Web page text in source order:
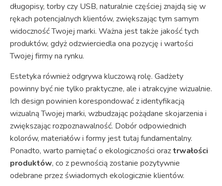
długopisy, torby czy USB, naturalnie częściej znajdą się w
rękach potencjalnych klientów, zwiększając tym samym
widoczność Twojej marki. Ważna jest także jakość tych
produktów, gdyż odzwierciedla ona pozycję i wartości
Twojej firmy na rynku.
Estetyka również odgrywa kluczową rolę. Gadżety
powinny być nie tylko praktyczne, ale i atrakcyjne wizualnie.
Ich design powinien korespondować z identyfikacją
wizualną Twojej marki, wzbudzając pożądane skojarzenia i
zwiększając rozpoznawalność. Dobór odpowiednich
kolorów, materiałów i formy jest tutaj fundamentalny.
Ponadto, warto pamiętać o ekologiczności oraztrwałości
produktów, co z pewnością zostanie pozytywnie
odebrane przez świadomych ekologicznie klientów.